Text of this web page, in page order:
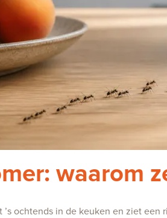
waarom
’s ochtends in de keuken en ziet